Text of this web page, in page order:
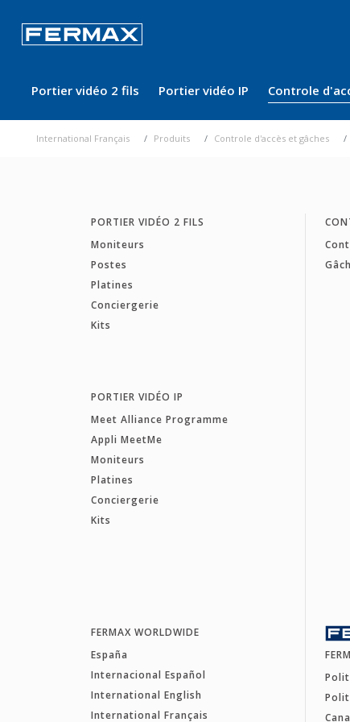
Portier vidéo 2 fils Portier vidéo IP Controle
International Français Produits Controle d'accès et gâches
PORTIER VIDÉO 2 FILS
Moniteurs
Postes
Platines
Conciergerie
Kits
PORTIER VIDÉO IP
Meet Alliance Programme
Appli MeetMe
Moniteurs
Platines
Conciergerie
Kits
FERMAX WORLDWIDE
España
Internacional Español
International English
International Français